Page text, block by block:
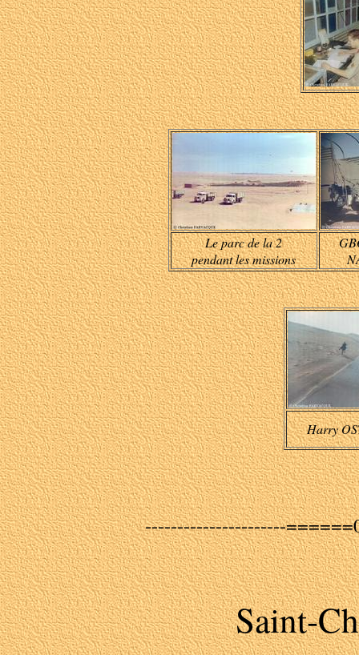
Le parc de la 2
pendant les missions
Harry
----------------------
Saint-